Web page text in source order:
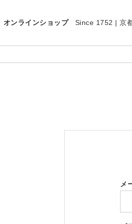
オンラインショップ Since 1752 | 京
メ